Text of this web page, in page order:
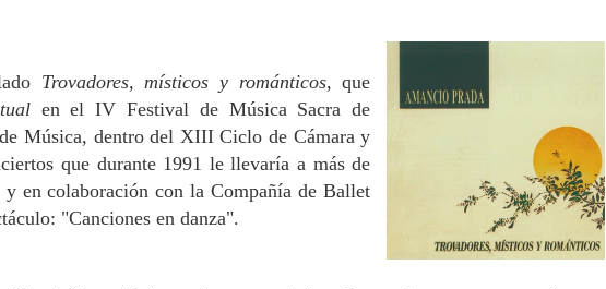
Trovadores, místicos y románticos, que
en el IV Festival de Música Sacra de
Música, dentro del XIII Ciclo de Cámara y
que durante 1991 le llevaría a más de
y en colaboración con la Compañía de Ballet
"Canciones en danza".